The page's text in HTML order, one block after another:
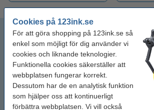
Cookies på 123ink.se
För att göra shopping på 123ink.se så
enkel som möjligt för dig använder vi
cookies och liknande teknologier.
Funktionella cookies säkerställer att
webbplatsen fungerar korrekt.
Dessutom har de en analytisk funktion
som hjälper oss att kontinuerligt
förbättra webbplatsen. Vi vill också
Blyertspennor
AirPress pennor
Kalligrafipennor